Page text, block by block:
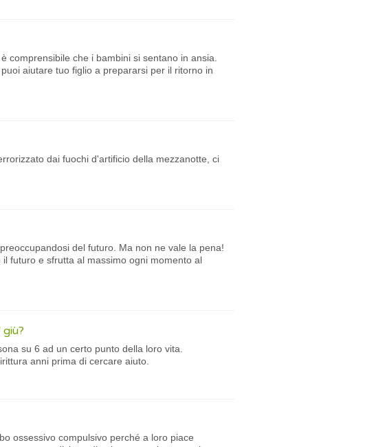
comprensibile che i bambini si sentano in ansia.
aiutare tuo figlio a prepararsi per il ritorno in
dai fuochi d'artificio della mezzanotte, ci
del futuro. Ma non ne vale la pena!
futuro e sfrutta al massimo ogni momento al
su 6 ad un certo punto della loro vita.
anni prima di cercare aiuto.
ossessivo compulsivo perché a loro piace